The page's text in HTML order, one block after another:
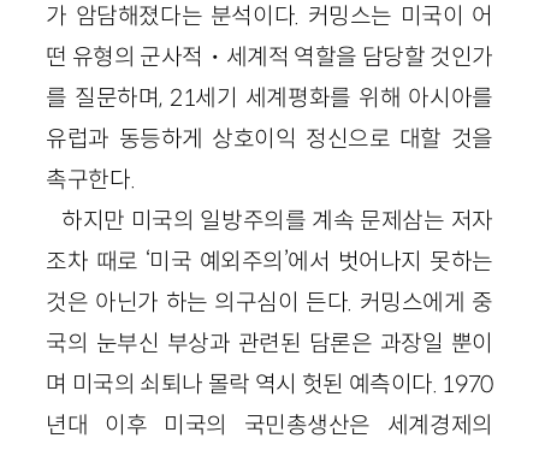
가 암담해졌다는 분석이다. 커밍스는 미국이 어
떤 유형의 군사적・세계적 역할을 담당할 것인가
를 질문하며, 21세기 세계평화를 위해 아시아를
유럽과 동등하게 상호이익 정신으로 대할 것을
촉구한다.
하지만 미국의 일방주의를 계속 문제삼는 저자
조차 때로 ‘미국 예외주의’에서 벗어나지 못하는
것은 아닌가 하는 의구심이 든다. 커밍스에게 중
국의 눈부신 부상과 관련된 담론은 과장일 뿐이
며 미국의 쇠퇴나 몰락 역시 헛된 예측이다. 1970
년대 이후 미국의 국민총생산은 세계경제의